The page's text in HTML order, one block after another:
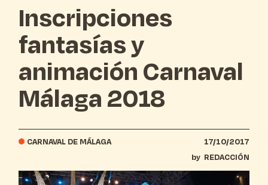
Inscripciones
fantasías y
animación Carnaval
Málaga 2018
CARNAVAL DE MÁLAGA
17/10/2017
by REDACCIÓN